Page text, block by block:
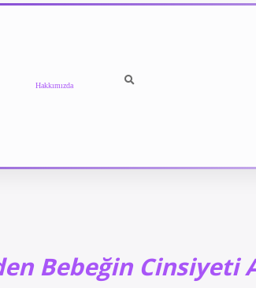
Hakkımızda
Bebeğin Cinsiyeti